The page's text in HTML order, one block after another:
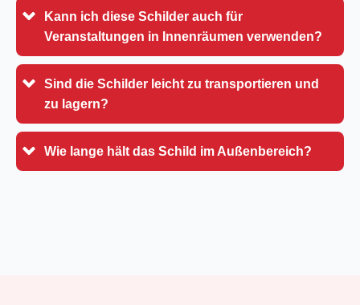
Kann ich diese Schilder auch für
Veranstaltungen in Innenräumen verwenden?
Sind die Schilder leicht zu transportieren und
zu lagern?
Wie lange hält das Schild im Außenbereich?